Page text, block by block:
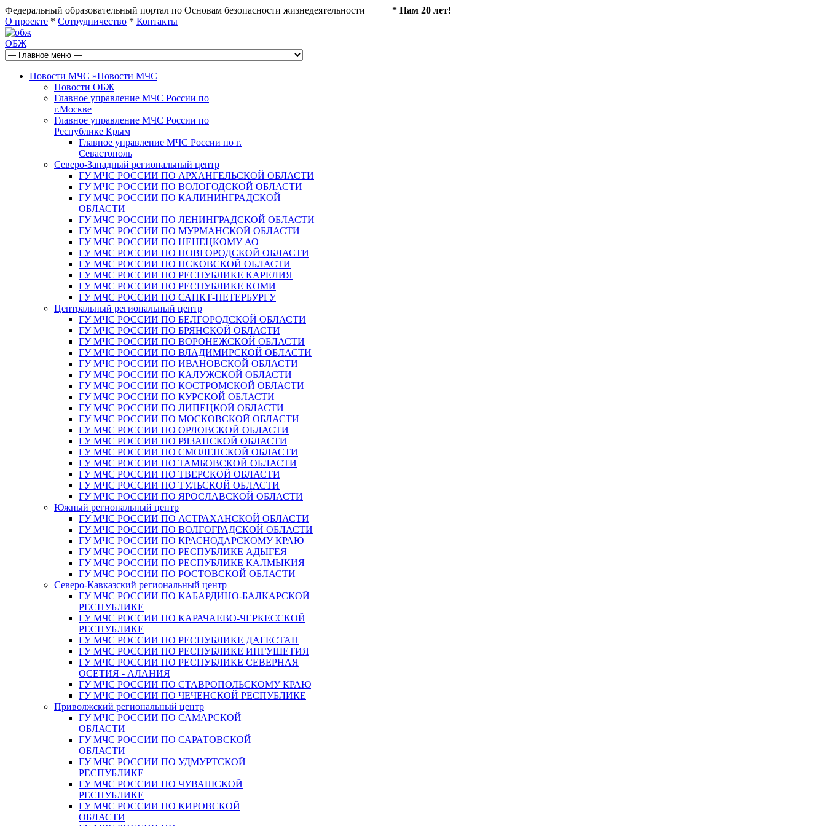
Федеральный образовательный портал по Основам безопасности жизнедеятельности * Нам 20 лет!
О проекте * Сотрудничество * Контакты
ОБЖ
Новости МЧС »Новости МЧС
Новости ОБЖ
Главное управление МЧС России по
г.Москве
Главное управление МЧС России по
Республике Крым
Главное управление МЧС России по г.
Севастополь
Северо-Западный региональный центр
ГУ МЧС РОССИИ ПО АРХАНГЕЛЬСКОЙ ОБЛАСТИ
ГУ МЧС РОССИИ ПО ВОЛОГОДСКОЙ ОБЛАСТИ
ГУ МЧС РОССИИ ПО КАЛИНИНГРАДСКОЙ
ОБЛАСТИ
ГУ МЧС РОССИИ ПО ЛЕНИНГРАДСКОЙ ОБЛАСТИ
ГУ МЧС РОССИИ ПО МУРМАНСКОЙ ОБЛАСТИ
ГУ МЧС РОССИИ ПО НЕНЕЦКОМУ АО
ГУ МЧС РОССИИ ПО НОВГОРОДСКОЙ ОБЛАСТИ
ГУ МЧС РОССИИ ПО ПСКОВСКОЙ ОБЛАСТИ
ГУ МЧС РОССИИ ПО РЕСПУБЛИКЕ КАРЕЛИЯ
ГУ МЧС РОССИИ ПО РЕСПУБЛИКЕ КОМИ
ГУ МЧС РОССИИ ПО САНКТ-ПЕТЕРБУРГУ
Центральный региональный центр
ГУ МЧС РОССИИ ПО БЕЛГОРОДСКОЙ ОБЛАСТИ
ГУ МЧС РОССИИ ПО БРЯНСКОЙ ОБЛАСТИ
ГУ МЧС РОССИИ ПО ВОРОНЕЖСКОЙ ОБЛАСТИ
ГУ МЧС РОССИИ ПО ВЛАДИМИРСКОЙ ОБЛАСТИ
ГУ МЧС РОССИИ ПО ИВАНОВСКОЙ ОБЛАСТИ
ГУ МЧС РОССИИ ПО КАЛУЖСКОЙ ОБЛАСТИ
ГУ МЧС РОССИИ ПО КОСТРОМСКОЙ ОБЛАСТИ
ГУ МЧС РОССИИ ПО КУРСКОЙ ОБЛАСТИ
ГУ МЧС РОССИИ ПО ЛИПЕЦКОЙ ОБЛАСТИ
ГУ МЧС РОССИИ ПО МОСКОВСКОЙ ОБЛАСТИ
ГУ МЧС РОССИИ ПО ОРЛОВСКОЙ ОБЛАСТИ
ГУ МЧС РОССИИ ПО РЯЗАНСКОЙ ОБЛАСТИ
ГУ МЧС РОССИИ ПО СМОЛЕНСКОЙ ОБЛАСТИ
ГУ МЧС РОССИИ ПО ТАМБОВСКОЙ ОБЛАСТИ
ГУ МЧС РОССИИ ПО ТВЕРСКОЙ ОБЛАСТИ
ГУ МЧС РОССИИ ПО ТУЛЬСКОЙ ОБЛАСТИ
ГУ МЧС РОССИИ ПО ЯРОСЛАВСКОЙ ОБЛАСТИ
Южный региональный центр
ГУ МЧС РОССИИ ПО АСТРАХАНСКОЙ ОБЛАСТИ
ГУ МЧС РОССИИ ПО ВОЛГОГРАДСКОЙ ОБЛАСТИ
ГУ МЧС РОССИИ ПО КРАСНОДАРСКОМУ КРАЮ
ГУ МЧС РОССИИ ПО РЕСПУБЛИКЕ АДЫГЕЯ
ГУ МЧС РОССИИ ПО РЕСПУБЛИКЕ КАЛМЫКИЯ
ГУ МЧС РОССИИ ПО РОСТОВСКОЙ ОБЛАСТИ
Северо-Кавказский региональный центр
ГУ МЧС РОССИИ ПО КАБАРДИНО-БАЛКАРСКОЙ
РЕСПУБЛИКЕ
ГУ МЧС РОССИИ ПО КАРАЧАЕВО-ЧЕРКЕССКОЙ
РЕСПУБЛИКЕ
ГУ МЧС РОССИИ ПО РЕСПУБЛИКЕ ДАГЕСТАН
ГУ МЧС РОССИИ ПО РЕСПУБЛИКЕ ИНГУШЕТИЯ
ГУ МЧС РОССИИ ПО РЕСПУБЛИКЕ СЕВЕРНАЯ
ОСЕТИЯ - АЛАНИЯ
ГУ МЧС РОССИИ ПО СТАВРОПОЛЬСКОМУ КРАЮ
ГУ МЧС РОССИИ ПО ЧЕЧЕНСКОЙ РЕСПУБЛИКЕ
Приволжский региональный центр
ГУ МЧС РОССИИ ПО САМАРСКОЙ
ОБЛАСТИ
ГУ МЧС РОССИИ ПО САРАТОВСКОЙ
ОБЛАСТИ
ГУ МЧС РОССИИ ПО УДМУРТСКОЙ
РЕСПУБЛИКЕ
ГУ МЧС РОССИИ ПО ЧУВАШСКОЙ
РЕСПУБЛИКЕ
ГУ МЧС РОССИИ ПО КИРОВСКОЙ
ОБЛАСТИ